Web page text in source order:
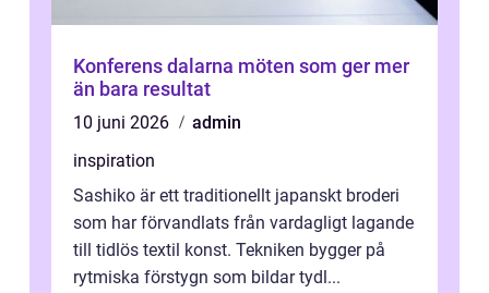
Konferens dalarna möten som ger mer
än bara resultat
10 juni 2026
admin
inspiration
Sashiko är ett traditionellt japanskt broderi
som har förvandlats från vardagligt lagande
till tidlös textil konst. Tekniken bygger på
rytmiska förstygn som bildar tydl...